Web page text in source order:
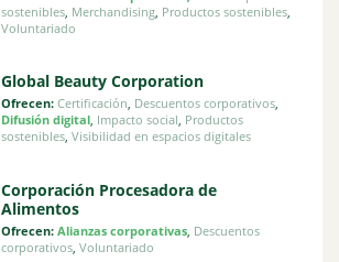
sostenibles, Merchandising, Productos sostenibles,
Voluntariado
Global Beauty Corporation
Ofrecen: Certificación, Descuentos corporativos,
Difusión digital, Impacto social, Productos
sostenibles, Visibilidad en espacios digitales
Corporación Procesadora de
Alimentos
Ofrecen: Alianzas corporativas, Descuentos
corporativos, Voluntariado